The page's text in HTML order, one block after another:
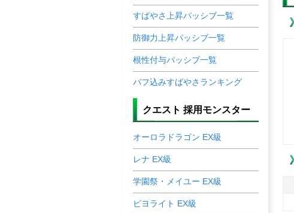
すばやさ上昇パッシブ一覧
防御力上昇パッシブ一覧
根性付与パッシブ一覧
バフ込みすばやさランキング
クエスト 採用モンスター
オーロラドラゴン EX級
レナ EX級
学園祭・メイユー EX級
ピヨライト EX級